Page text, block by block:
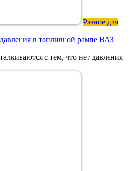
Разное для
в топливной рампе ВАЗ
с тем, что нет давления